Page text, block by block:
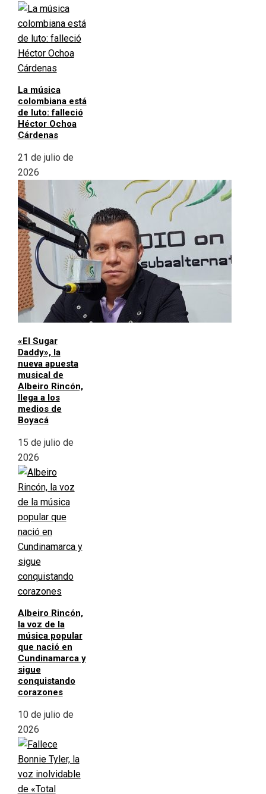
La música
colombiana está
de luto: falleció
Héctor Ochoa
Cárdenas
21 de julio de
2026
«El Sugar
Daddy», la
nueva apuesta
musical de
Albeiro Rincón,
llega a los
medios de
Boyacá
15 de julio de
2026
Albeiro Rincón,
la voz de la
música popular
que nació en
Cundinamarca y
sigue
conquistando
corazones
10 de julio de
2026